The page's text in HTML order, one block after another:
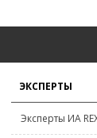
ЭКСПЕРТЫ
Эксперты ИА